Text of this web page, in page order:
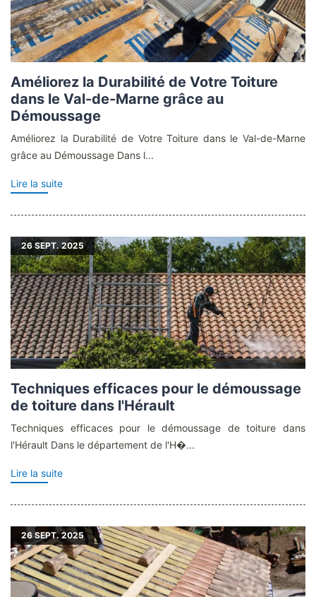
Améliorez la Durabilité de Votre Toiture
dans le Val-de-Marne grâce au
Démoussage
Améliorez la Durabilité de Votre Toiture dans le Val-de-Marne
grâce au Démoussage Dans l...
Lire la suite
26SEPT. 2025
Techniques efficaces pour le démoussage
de toiture dans l'Hérault
Techniques efficaces pour le démoussage de toiture dans
l'Hérault Dans le département de l'H�...
Lire la suite
26 SEPT. 2025